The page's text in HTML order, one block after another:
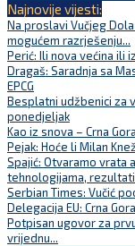
Najnovije vijesti:
Na proslavi Vučjeg
mogućem razrješenju...
Perić: Ili nova većina ili
Dragaš: Saradnja sa
EPCG
Besplatni udžbenici za
ponedjeljak
Kao iz snova – Crna
Pejak: Hoće li Milan
Spajić: Otvaramo vrata
tehnologijama,
Serbian Times: Vučić
Delegacija EU: Crna
Potpisan ugovor za
vrijednu...